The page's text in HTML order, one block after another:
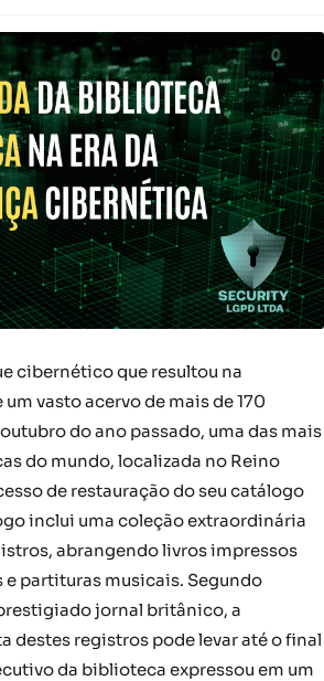
cibernético que resultou na
vasto acervo de mais de 170
do ano passado, uma das mais
do mundo, localizada no Reino
de restauração do seu catálogo
inclui uma coleção extraordinária
abrangendo livros impressos
e partituras musicais. Segundo
jornal britânico, a
destes registros pode levar até o final
da biblioteca expressou em um